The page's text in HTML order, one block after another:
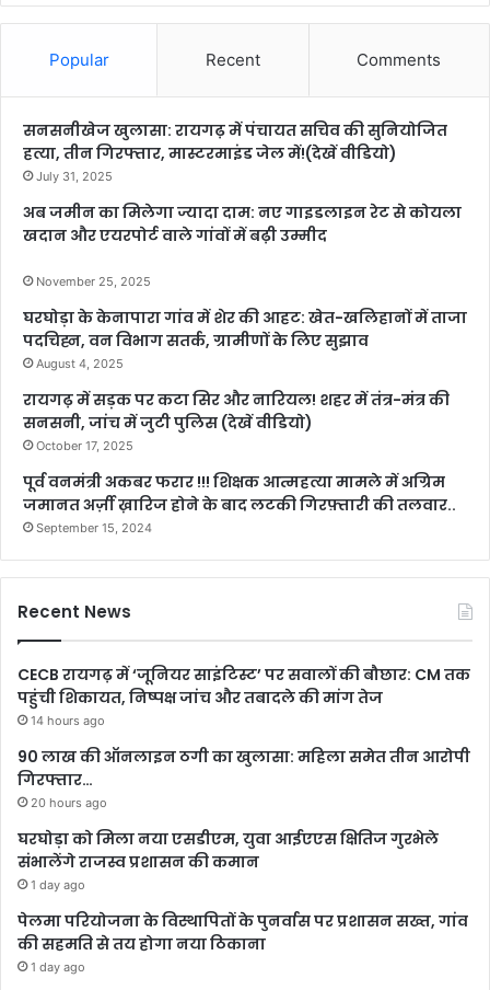
Popular Recent Comments
सनसनीखेज खुलासा: रायगढ़ में पंचायत सचिव की सुनियोजित
हत्या, तीन गिरफ्तार, मास्टरमाइंड जेल में!(देखें वीडियो)
July 31, 2025
अब जमीन का मिलेगा ज्यादा दाम: नए गाइडलाइन रेट से कोयला
खदान और एयरपोर्ट वाले गांवों में बढ़ी उम्मीद
November 25, 2025
घरघोड़ा के केनापारा गांव में शेर की आहट: खेत-खलिहानों में ताजा
पदचिह्न, वन विभाग सतर्क, ग्रामीणों के लिए सुझाव
August 4, 2025
रायगढ़ में सड़क पर कटा सिर और नारियल! शहर में तंत्र-मंत्र की
सनसनी, जांच में जुटी पुलिस (देखें वीडियो)
October 17, 2025
पूर्व वनमंत्री अकबर फरार !!! शिक्षक आत्महत्या मामले में अग्रिम
जमानत अर्ज़ी ख़ारिज होने के बाद लटकी गिरफ़्तारी की तलवार..
September 15, 2024
Recent News
CECB रायगढ़ में ‘जूनियर साइंटिस्ट’ पर सवालों की बौछार: CM तक
पहुंची शिकायत, निष्पक्ष जांच और तबादले की मांग तेज
14 hours ago
90 लाख की ऑनलाइन ठगी का खुलासा: महिला समेत तीन आरोपी
गिरफ्तार…
20 hours ago
घरघोड़ा को मिला नया एसडीएम, युवा आईएएस क्षितिज गुरभेले
संभालेंगे राजस्व प्रशासन की कमान
1 day ago
पेलमा परियोजना के विस्थापितों के पुनर्वास पर प्रशासन सख्त, गांव
की सहमति से तय होगा नया ठिकाना
1 day ago